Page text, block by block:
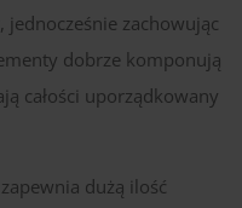
zachowując
dobrze komponują
całości uporządkowany
dużą ilość